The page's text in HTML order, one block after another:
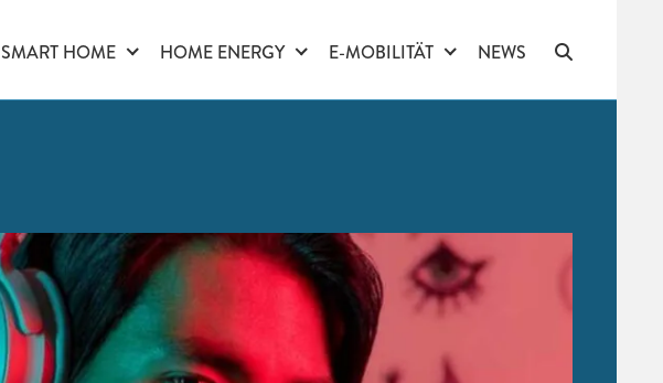
SMART HOME HOME ENERGY E-MOBILITÄT NEWS